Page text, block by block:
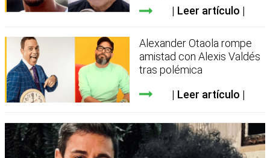
Leer artículo
Alexander Otaola rompe
amistad con Alexis Valdés
tras polémica
Leer artículo